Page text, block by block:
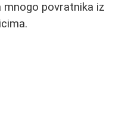
mnogo povratnika iz